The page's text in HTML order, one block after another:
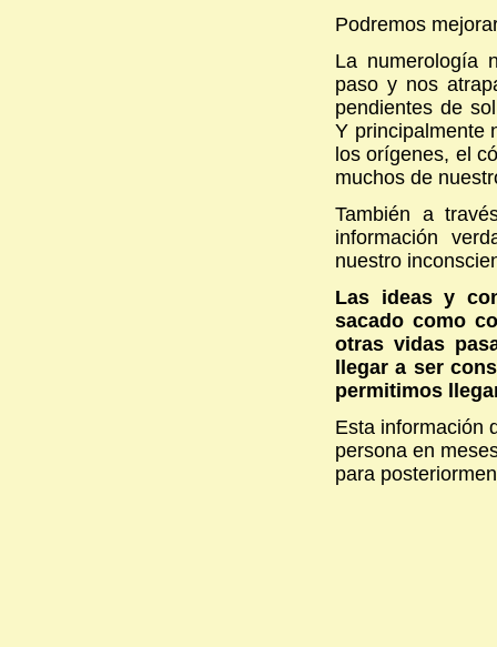
Podremos
La numerología
paso y nos
pendientes de
Y principalmente
los orígenes, el
muchos de
También a
información
nuestro
Las ideas y
sacado como
otras vidas
llegar a ser
permitimos
Esta información
persona en
para